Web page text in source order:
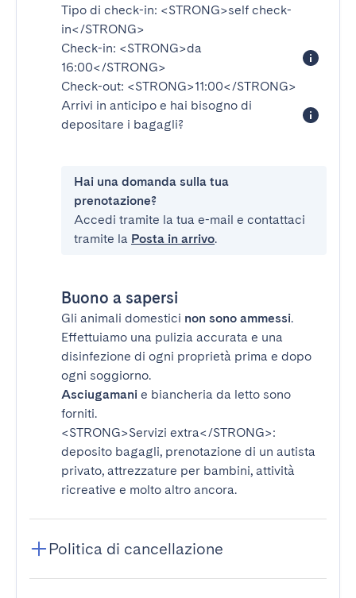
Tipo di check-in: <STRONG>self check-
in</STRONG>
Check-in: <STRONG>da
16:00</STRONG>
Check-out: <STRONG>11:00</STRONG>
Arrivi in anticipo e hai bisogno di
depositare i bagagli?
Hai una domanda sulla tua
prenotazione?
Accedi tramite la tua e-mail e contattaci
tramite la Posta in arrivo.
Buono a sapersi
Gli animali domestici non sono ammessi.
Effettuiamo una pulizia accurata e una
disinfezione di ogni proprietà prima e dopo
ogni soggiorno.
Asciugamani e biancheria da letto sono
forniti.
<STRONG>Servizi extra</STRONG>:
deposito bagagli, prenotazione di un autista
privato, attrezzature per bambini, attività
ricreative e molto altro ancora.
Politica di cancellazione